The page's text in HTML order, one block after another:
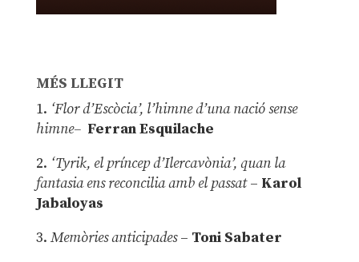
MÉS LLEGIT
1. ‘Flor d’Escòcia’, l’himne d’una nació sense
himne– Ferran Esquilache
2. ‘Tyrik, el príncep d’Ilercavònia’, quan la
fantasia ens reconcilia amb el passat– Karol
Jabaloyas
3. Memòries anticipades– Toni Sabater